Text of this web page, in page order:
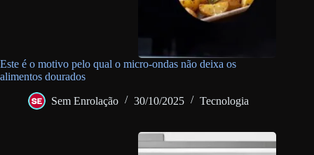
Este é o motivo pelo qual o micro-ondas não deixa os
alimentos dourados
Sem Enrolação 30/10/2025 Tecnologia